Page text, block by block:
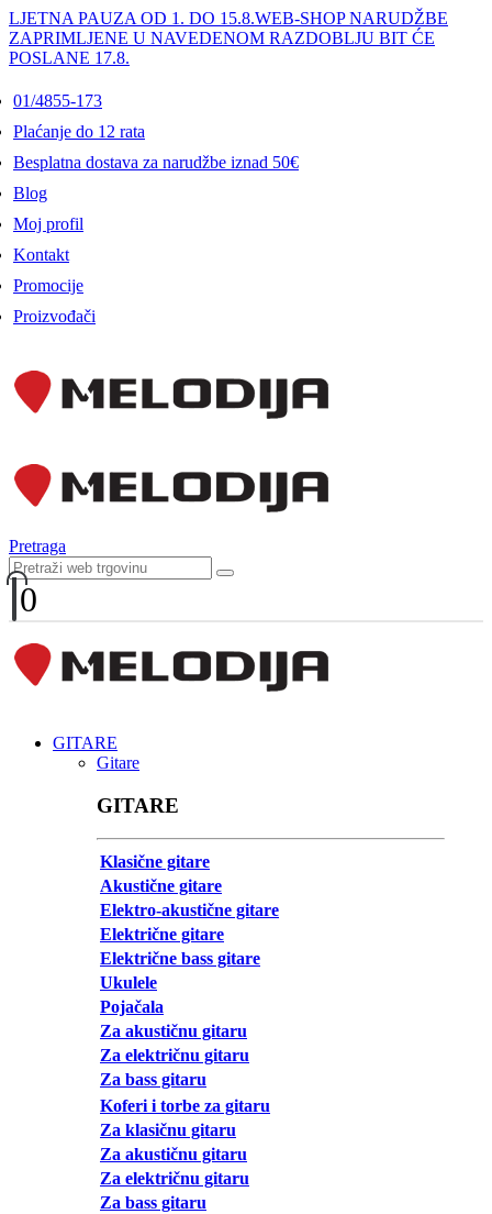
LJETNA PAUZA OD 1. DO 15.8.WEB-SHOP NARUDŽBE
ZAPRIMLJENE U NAVEDENOM RAZDOBLJU BIT ĆE
POSLANE 17.8.
01/4855-173
Plaćanje do 12 rata
Besplatna dostava za narudžbe iznad 50€
Blog
Moj profil
Kontakt
Promocije
Proizvođači
Pretraga
0
GITARE
Gitare
GITARE
Klasične gitare
Akustične gitare
Elektro-akustične gitare
Električne gitare
Električne bass gitare
Ukulele
Pojačala
Za akustičnu gitaru
Za električnu gitaru
Za bass gitaru
Koferi i torbe za gitaru
Za klasičnu gitaru
Za akustičnu gitaru
Za električnu gitaru
Za bass gitaru